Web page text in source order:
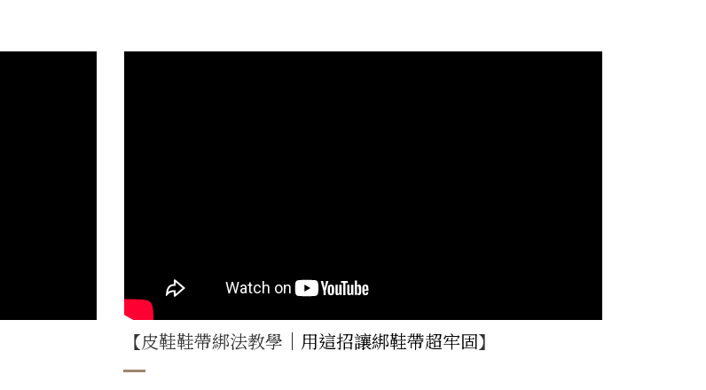
【皮鞋鞋帶綁法教學 ｜用這招讓綁鞋帶超牢固】